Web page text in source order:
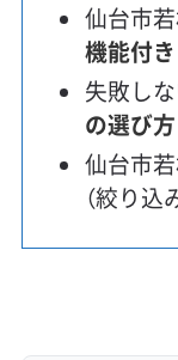
仙台市
機能付き
失敗し
の選び方
仙台市
（絞り込